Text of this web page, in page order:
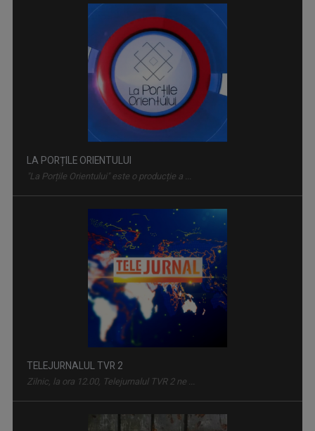
LA PORȚILE ORIENTULUI
"La Porțile Orientului" este o producție a ...
TELEJURNALUL TVR 2
Zilnic, la ora 12.00, Telejurnalul TVR 2 ne ...